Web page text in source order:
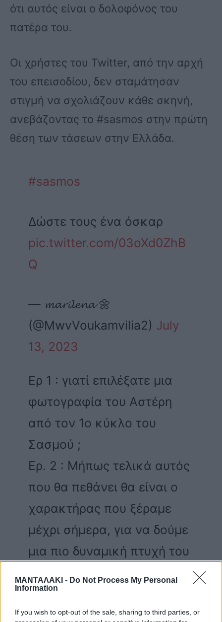
ΜΑΝΤΑΛΑΚΙ - Do Not Process My Personal
Information
If you wish to opt-out of the sale, sharing to third parties, or
ότι αυτός είναι ο δολοφόνος του
πατέρα του.
Οι χρήστες του Twitter, από την αρχή
του επεισοδίου, δεν σταμάτησαν
στιγμή να σχολιάζουν κάθε σκηνή,
ανεβάζοντας το #sasmos στην πρώτη
θέση των τάσεων στην Ελλάδα.
#sasmos
Δώστε τους ένα όσκαρ
pic.twitter.com/03oXd0ZhB
Q
— 𝓶𝓪𝓻𝓲𝓵𝓮𝓷𝓪 🌼
(@MwvVoukamvilia2) July
13, 2023
Ερ 1 : γιατί επιλέξατε μια
φωτογραφία του Αστέρη
από τον 1ο κύκλο του
Σασμού ;
Ερ. 2 : Μήπως τελικά αυτός
που θα πεθάνει θα είναι ο
χαρακτήρας που ξέραμε
μέχρι σήμερα, για να δούμε
μια πιο δυναμική πτυχή του
αποκάλυψη;
Όπως κ να έχει ΚΑΛΟ